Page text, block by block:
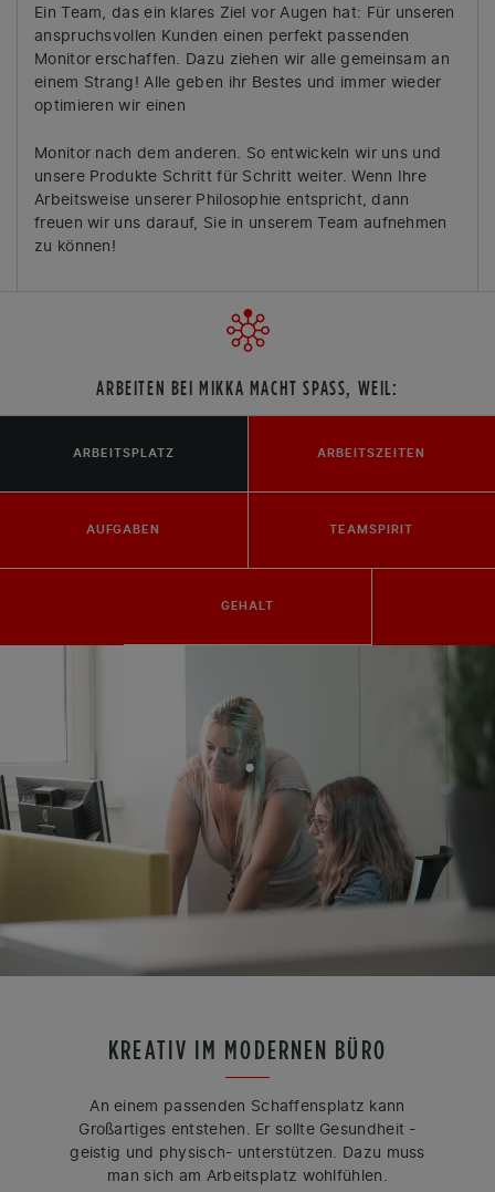
Ein Team, das ein klares Ziel vor Augen hat: Für unseren
anspruchsvollen Kunden einen perfekt passenden
Monitor erschaffen. Dazu ziehen wir alle gemeinsam an
einem Strang! Alle geben ihr Bestes und immer wieder
optimieren wir einen
Monitor nach dem anderen. So entwickeln wir uns und
unsere Produkte Schritt für Schritt weiter. Wenn Ihre
Arbeitsweise unserer Philosophie entspricht, dann
freuen wir uns darauf, Sie in unserem Team aufnehmen
zu können!
ARBEITEN BEI MIKKA MACHT SPASS, WEIL:
ARBEITSPLATZ ARBEITSZEITEN
AUFGABEN TEAMSPIRIT
GEHALT
KREATIV IM MODERNEN BÜRO
An einem passenden Schaffensplatz kann
Großartiges entstehen. Er sollte Gesundheit -
geistig und physisch- unterstützen. Dazu muss
man sich am Arbeitsplatz wohlfühlen.